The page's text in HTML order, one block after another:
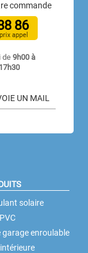
commande
86
appel
de9h00 à
UN MAIL
solaire
garage enroulable